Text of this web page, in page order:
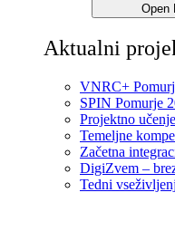
Open
Aktualni
VNRC+
SPIN Pomurje
Projektno
Temeljne
Začetna
DigiZvem –
Tedni